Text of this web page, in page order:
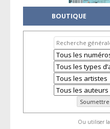
BOUTIQUE
Ou utiliser la